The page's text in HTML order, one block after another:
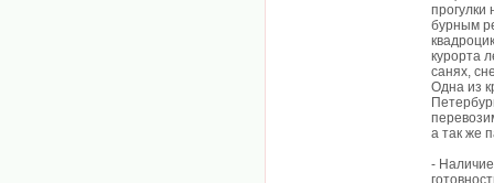
прогулки
бурным
курорта
санях,
Одна из
а так же
-